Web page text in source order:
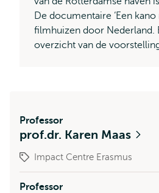
De documentaire ‘Een kano
filmhuizen door Nederland.
overzicht van de
Professor
prof.dr. Karen Maas
Impact Centre Erasmus
Professor